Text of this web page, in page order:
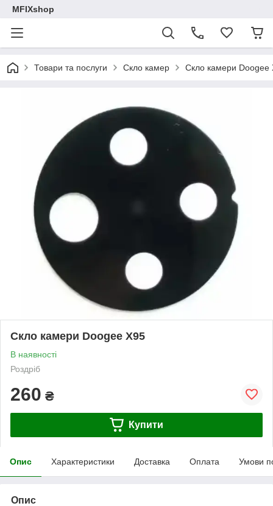
MFIXshop
Товари та послуги Скло камер Скло камери Doogee
Скло камери Doogee X95
В наявності
Роздріб
260 ₴
Купити
Опис Характеристики Доставка Оплата Умови
Опис